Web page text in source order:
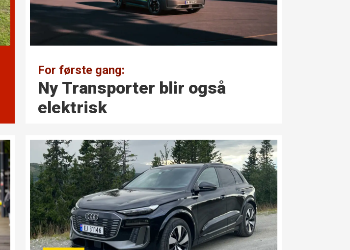
For første gang:
Ny Transporter blir også
elektrisk